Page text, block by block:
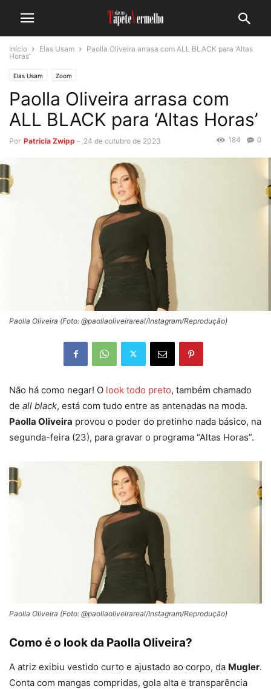
Início Elas Usam
Paolla Oliveira arrasa com ALL BLACK para ‘Altas
Horas’
Elas Usam Zoom
Paolla Oliveira arrasa com
ALL BLACK para ‘Altas Horas’
Por Patricia Zwipp - 24 de outubro de 2023 0
184
Paolla Oliveira (Foto: @paollaoliveirareal/Instagram/Reprodução)
Não há como negar! O look todo preto, também chamado
de all black, está com tudo entre as antenadas na moda.
Paolla Oliveira provou o poder do pretinho nada básico, na
segunda-feira (23), para gravar o programa “Altas Horas”.
Paolla Oliveira (Foto: @paollaoliveirareal/Instagram/Reprodução)
Como é o look da Paolla Oliveira?
A atriz exibiu vestido curto e ajustado ao corpo, da Mugler.
Conta com mangas compridas, gola alta e transparência